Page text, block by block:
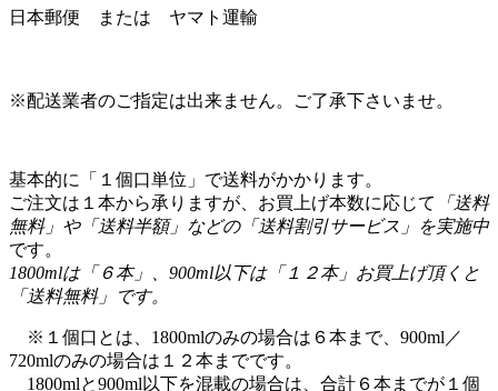
日本郵便 または ヤマト運輸
※配送業者のご指定は出来ません。ご了承下さいませ。
基本的に「１個口単位」で送料がかかります。
ご注文は１本から承りますが、お買上げ本数に応じて
「送料
無料」や「送料半額」などの「送料割引サービス」を実施中
です。
1800mlは「６本」、900ml以下は「１２本」お買上げ頂くと
「送料無料」です。
※１個口とは、1800mlのみの場合は６本まで、900ml／
720mlのみの場合は１２本までです。
1800mlと900ml以下を混載の場合は、合計６本までが１個